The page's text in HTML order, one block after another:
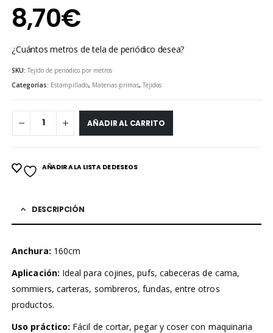
8,70€
¿Cuántos metros de tela de periódico desea?
SKU:Tejido de periódico por metros
Categorías: Estampillado, Materias primas,Tejidos
AÑADIR AL CARRITO
AÑADIR A LA LISTA DE DESEOS
DESCRIPCIÓN
Anchura: 160cm
Aplicación: Ideal para cojines, pufs, cabeceras de cama,
sommiers, carteras, sombreros, fundas, entre otros
productos.
Uso práctico: Fácil de cortar, pegar y coser con maquinaria